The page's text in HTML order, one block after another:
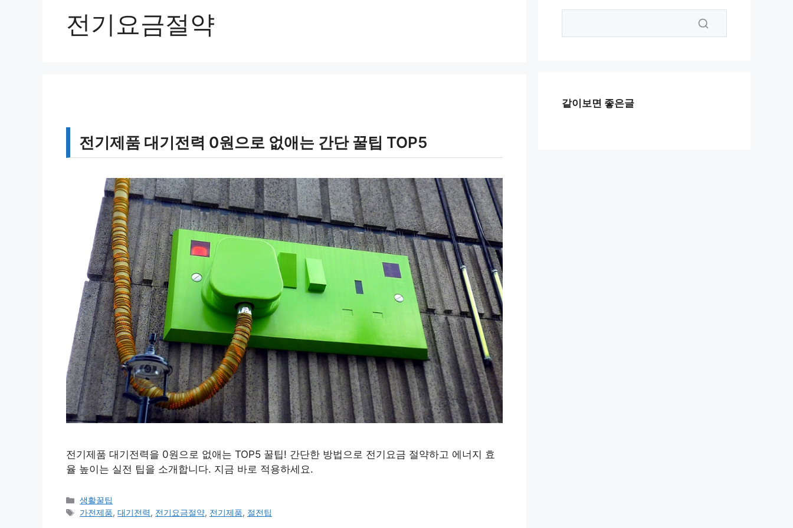
전기요금절약
전기제품 대기전력 0원으로 없애는 간단 꿀팁 TOP5
전기제품 대기전력을 0원으로 없애는 TOP5 꿀팁! 간단한 방법으로 전기요금 절약하고 에너지 효
율 높이는 실전 팁을 소개합니다. 지금 바로 적용하세요.
카
테
생활꿀팁
태
가전제품,대기전력, 전기요금절약, 전기제품, 절전팁
같이보면 좋은글